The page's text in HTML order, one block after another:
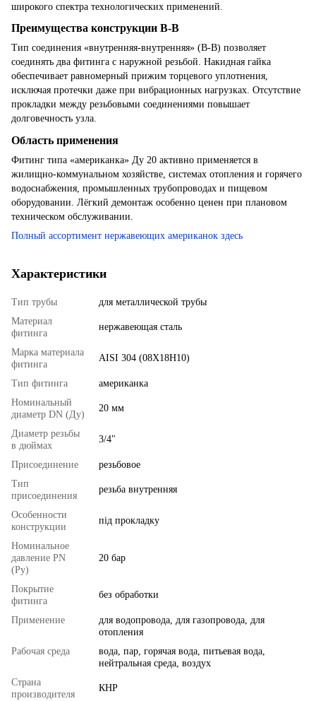
широкого спектра технологических применений.
Преимущества конструкции В-В
Тип соединения «внутренняя-внутренняя» (В-В) позволяет
соединять два фитинга с наружной резьбой. Накидная гайка
обеспечивает равномерный прижим торцевого уплотнения,
исключая протечки даже при вибрационных нагрузках. Отсутствие
прокладки между резьбовыми соединениями повышает
долговечность узла.
Область применения
Фитинг типа «американка» Ду 20 активно применяется в
жилищно-коммунальном хозяйстве, системах отопления и горячего
водоснабжения, промышленных трубопроводах и пищевом
оборудовании. Лёгкий демонтаж особенно ценен при плановом
техническом обслуживании.
Полный ассортимент нержавеющих американок здесь
Характеристики
Тип трубы
для металлической трубы
Материал
фитинга
нержавеющая сталь
Марка материала
фитинга
AISI 304 (08X18H10)
Тип фитинга
американка
Номинальный
диаметр DN (Ду)
20 мм
Диаметр резьбы
в дюймах
3/4"
Присоединение
резьбовое
Тип
присоединения
резьба внутренняя
Особенности
конструкции
під прокладку
Номинальное
давление PN
(Ру)
20 бар
Покрытие
фитинга
без обработки
Применение
для водопровода, для газопровода, для
отопления
Рабочая среда
вода, пар, горячая вода, питьевая вода,
нейтральная среда, воздух
Страна
производителя
КНР